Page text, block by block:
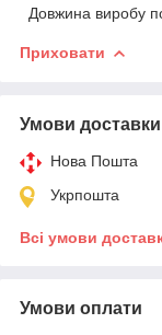
Довжина виробу
Приховати
Умови доставки
Нова Пошта
Укрпошта
Всі умови
Умови оплати